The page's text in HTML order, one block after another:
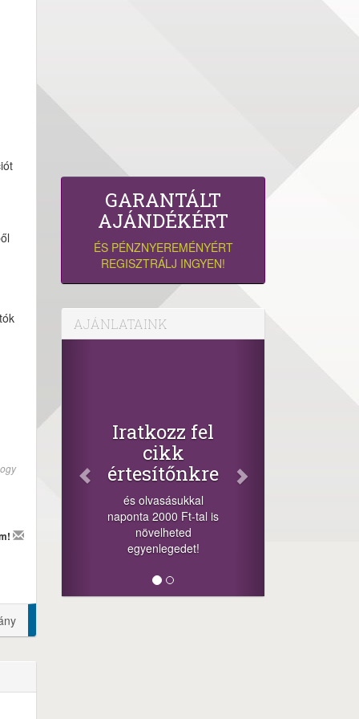
GARANTÁLT
AJÁNDÉKÉRT
ÉS PÉNZNYEREMÉNYÉRT
REGISZTRÁLJ INGYEN!
AJÁNLATAINK
Iratkozz fel
cikk
értesítőnkre
és olvasásukkal
naponta 2000 Ft-tal is
növelheted
egyenlegedet!